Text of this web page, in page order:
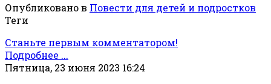
Опубликовано в Повести для детей и подростков
Теги
Станьте первым комментатором!
Подробнее ...
Пятница, 23 июня 2023 16:24